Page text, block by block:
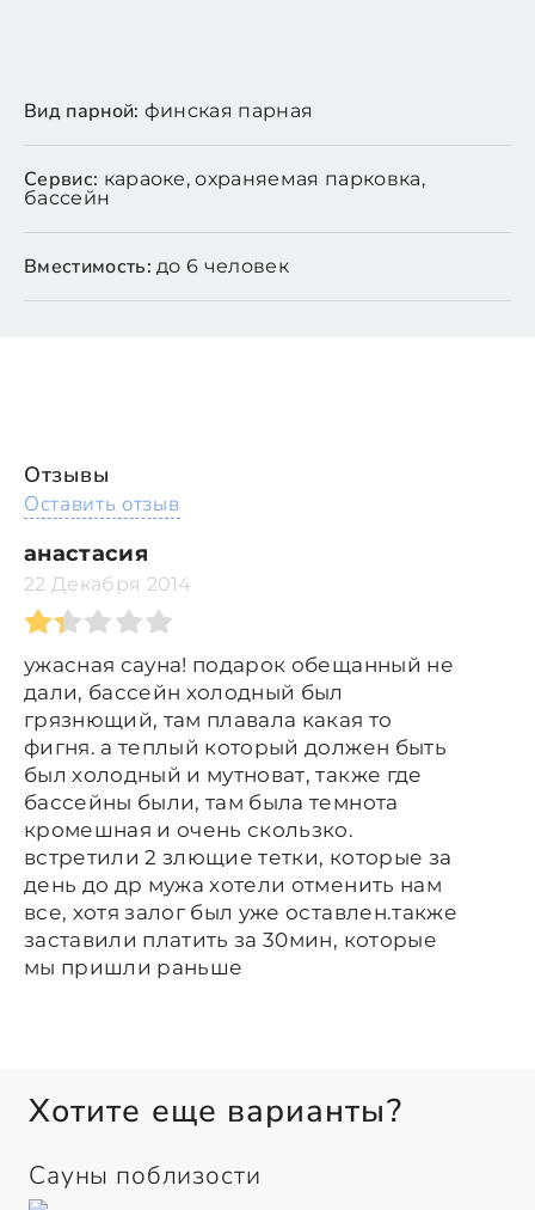
Вид парной: финская парная
Сервис: караоке, охраняемая парковка,
бассейн
Вместимость: до 6 человек
Отзывы
Оставить отзыв
анастасия
22 Декабря 2014
ужасная сауна! подарок обещанный не
дали, бассейн холодный был
грязнющий, там плавала какая то
фигня. а теплый который должен быть
был холодный и мутноват, также где
бассейны были, там была темнота
кромешная и очень скользко.
встретили 2 злющие тетки, которые за
день до др мужа хотели отменить нам
все, хотя залог был уже оставлен.также
заставили платить за 30мин, которые
мы пришли раньше
Хотите еще варианты?
Сауны поблизости